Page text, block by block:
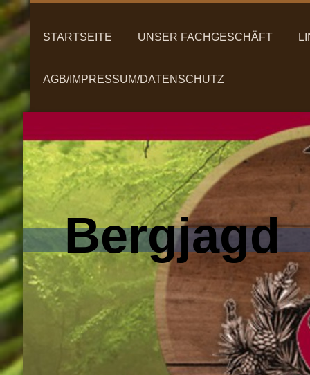
STARTSEITE UNSER FACHGESCHÄFT
AGB/IMPRESSUM/DATENSCHUTZ
Bergjagd